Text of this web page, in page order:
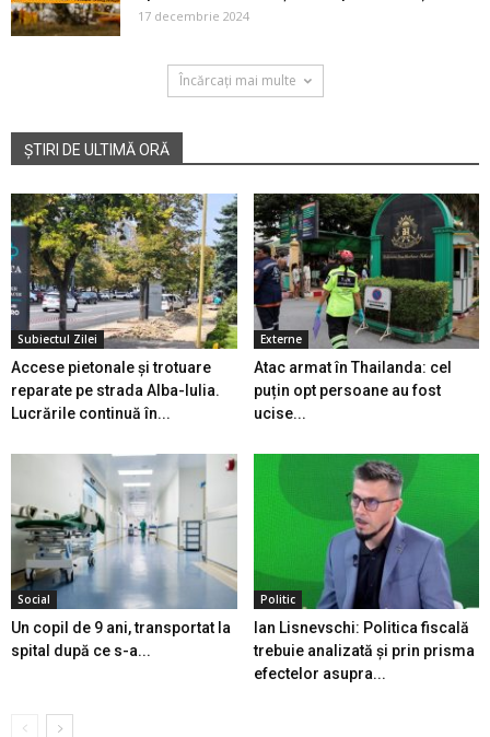
17 decembrie 2024
Încărcați mai multe
ȘTIRI DE ULTIMĂ ORĂ
Subiectul Zilei
Accese pietonale și trotuare
reparate pe strada Alba-Iulia.
Lucrările continuă în...
Externe
Atac armat în Thailanda: cel
puțin opt persoane au fost
ucise...
Social
Un copil de 9 ani, transportat la
spital după ce s-a...
Politic
Ian Lisnevschi: Politica fiscală
trebuie analizată și prin prisma
efectelor asupra...